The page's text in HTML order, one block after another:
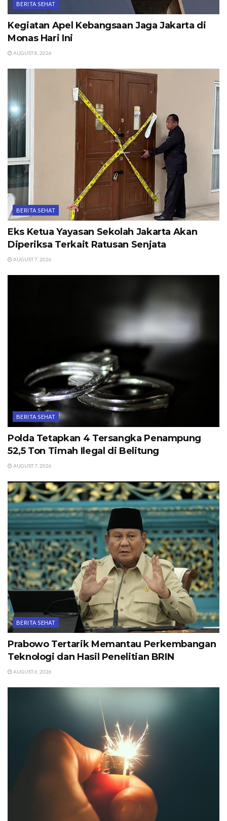
BERITA SEHAT
Kegiatan Apel Kebangsaan Jaga Jakarta di
Monas Hari Ini
AUGUST 8, 2026
BERITA SEHAT
Eks Ketua Yayasan Sekolah Jakarta Akan
Diperiksa Terkait Ratusan Senjata
AUGUST 7, 2026
BERITA SEHAT
Polda Tetapkan 4 Tersangka Penampung
52,5 Ton Timah Ilegal di Belitung
AUGUST 7, 2026
BERITA SEHAT
Prabowo Tertarik Memantau Perkembangan
Teknologi dan Hasil Penelitian BRIN
AUGUST 6, 2026